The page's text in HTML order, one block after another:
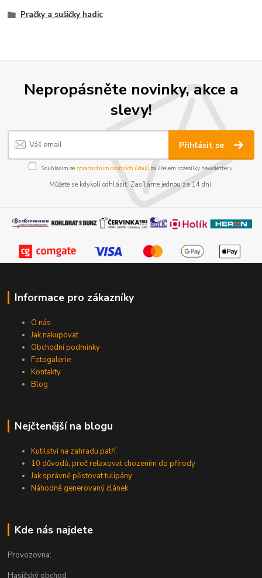
Pračky a sušičky hadic
Nepropásněte novinky, akce a
slevy!
Přihlásit se
Souhlasím se zpracováním osobních údajůza účelem rozesílky newsletteru.
Můžete se kdykoli odhlásit. Zasíláme jednou za 14 dní.
Informace pro zákazníky
O nás
Jak nakupovat
Obchodní podmínky
Fotogalerie
Kontakty
Blog
Nejčtenější na blogu
Kutilství na zahradu patří
10 důvodů, proč relaxovat chozením do přírody
Jak správně pěstovat tulipány
Náhodně generovaný článek
Kde nás najdete
Provozovna:
Hasičský obchod